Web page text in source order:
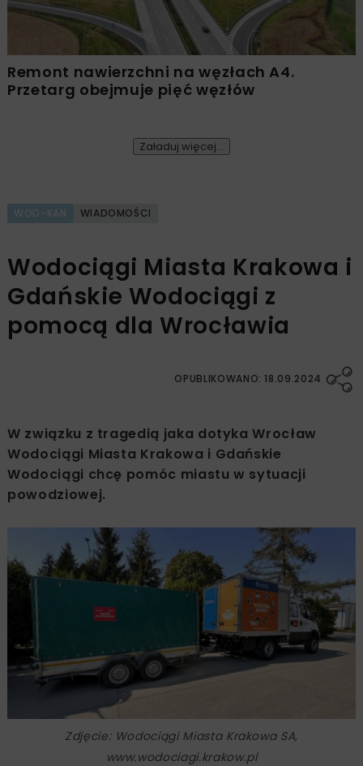
Remont nawierzchni na węzłach A4.
Przetarg obejmuje pięć węzłów
Załaduj więcej...
WOD-KAN WIADOMOŚCI
Wodociągi Miasta Krakowa i
Gdańskie Wodociągi z
pomocą dla Wrocławia
OPUBLIKOWANO: 18.09.2024
W związku z tragedią jaka dotyka Wrocław
Wodociągi Miasta Krakowa i Gdańskie
Wodociągi chcę pomóc miastu w sytuacji
powodziowej.
Zdjęcie: Wodociągi Miasta Krakowa SA,
www.wodociagi.krakow.pl